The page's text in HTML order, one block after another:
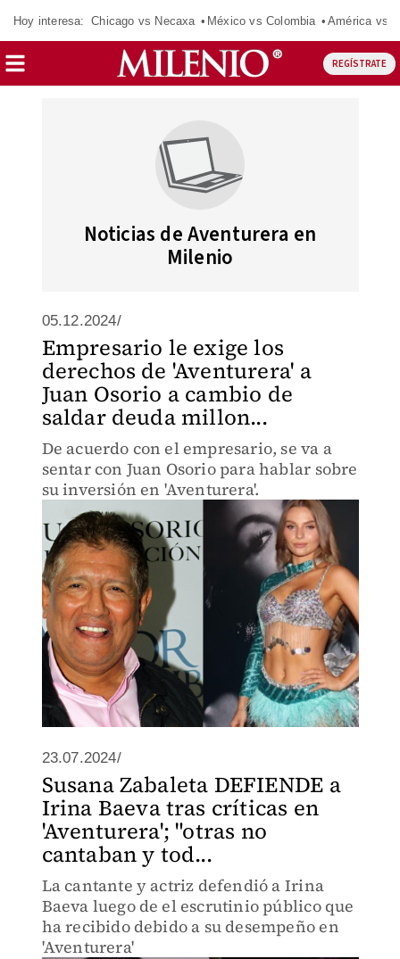
Hoy interesa: Chicago vs Necaxa México vs Colombia América vs
REGÍSTRATE
Noticias de Aventurera en
Milenio
05.12.2024/
Empresario le exige los
derechos de 'Aventurera' a
Juan Osorio a cambio de
saldar deuda millon...
De acuerdo con el empresario, se va a
sentar con Juan Osorio para hablar sobre
su inversión en 'Aventurera'.
23.07.2024/
Susana Zabaleta DEFIENDE a
Irina Baeva tras críticas en
'Aventurera'; "otras no
cantaban y tod...
La cantante y actriz defendió a Irina
Baeva luego de el escrutinio público que
ha recibido debido a su desempeño en
'Aventurera'